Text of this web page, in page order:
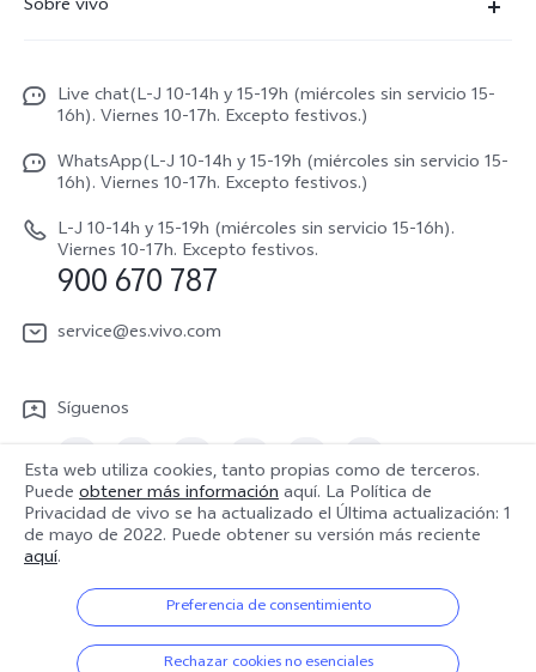
X300
V70 5G
V70 FE
V70 Lite 5G
Y31 5G
Autenticación de IMEI
Gestión de reparaciones
Manual de usuario
Actualización de sistema
Actualizar registro
Instrucciones de Garantía
Sobre vivo
Netiqueta vivo
Avisos legales
Acerca de nosotros
Sostenibilidad
Centro de privacidad de vivo
Live chat(L-J 10-14h y 15-19h (miércoles sin servicio 15-
16h). Viernes 10-17h. Excepto festivos.)
WhatsApp(L-J 10-14h y 15-19h (miércoles sin servicio 15-
16h). Viernes 10-17h. Excepto festivos.)
L-J 10-14h y 15-19h (miércoles sin servicio 15-16h).
Viernes 10-17h. Excepto festivos.
900 670 787
service@es.vivo.com
Síguenos
España | Seleccione país/región
© 2026 vivo Mobile Communication Co., Ltd. Todos los derechos
reservados.
Esta web utiliza cookies, tanto propias como de terceros.
Puede obtener más informaciónaquí. La Política de
Privacidad de vivo se ha actualizado el Última actualización: 1
de mayo de 2022. Puede obtener su versión más reciente
aquí.
Preferencia de consentimiento
Rechazar cookies no esenciales